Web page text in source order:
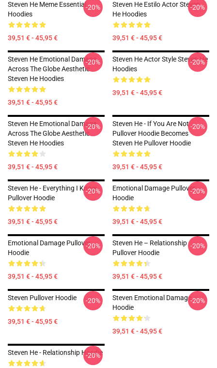
Steven He Meme Essential
Hoodies
39,51 € - 45,95 €
-20%
Steven He Estilo Actor Steven
He Hoodies
39,51 € - 45,95 €
-20%
Steven He Emotional Damage
Across The Globe Aesthetic
Steven He Hoodies
39,51 € - 45,95 €
-20%
Steven He Actor Style Steven He
Hoodies
39,51 € - 45,95 €
-20%
Steven He Emotional Damage
Across The Globe Aesthetic
Steven He Hoodies
39,51 € - 45,95 €
-20%
Steven He - If You Are Not
Pullover Hoodie Becomes
Steven He Pullover Hoodie
39,51 € - 45,95 €
-20%
Steven He - Everything I Know
Pullover Hoodie
39,51 € - 45,95 €
-20%
Emotional Damage Pullover
Hoodie
39,51 € - 45,95 €
-20%
Emotional Damage Pullover
Hoodie
39,51 € - 45,95 €
-20%
Steven He – Relationship
Pullover Hoodie
39,51 € - 45,95 €
-20%
Steven Pullover Hoodie
39,51 € - 45,95 €
-20%
Steven Emotional Damage
Hoodie
39,51 € - 45,95 €
-20%
Steven He - Relationship Hoodie
-20%